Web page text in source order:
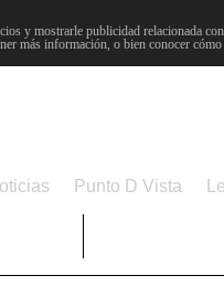
y mostrarle publicidad relacionada
más información, o bien conocer
Punto D Vista